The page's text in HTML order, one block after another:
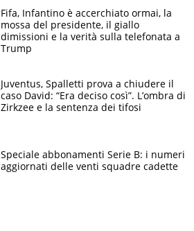
Fifa, Infantino è accerchiato ormai, la
mossa del presidente, il giallo
dimissioni e la verità sulla telefonata a
Trump
Juventus, Spalletti prova a chiudere il
caso David: “Era deciso così”. L’ombra di
Zirkzee e la sentenza dei tifosi
Speciale abbonamenti Serie B: i numeri
aggiornati delle venti squadre cadette